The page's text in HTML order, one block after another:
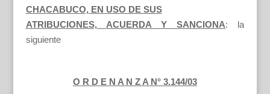
CHACABUCO, EN USO DE SUS
ATRIBUCIONES, ACUERDA Y SANCIONA: la
siguiente
O R D E N A N Z A N° 3.144/03